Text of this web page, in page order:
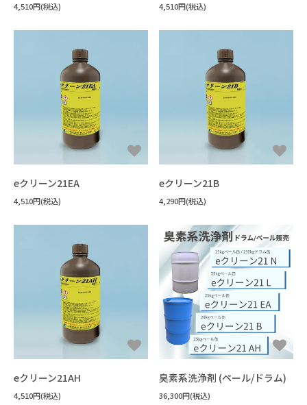
#作業者の健康面を重視
#乾燥性重視
#フォンブリンオイルを洗浄したい
#塗装・ゴム・樹脂への影響が少ない
その他
#塩化メチレン代替
#金属の被覆を除去したい
#太陽光パネルを分離したい
#フッ素オイルを希釈・溶解したい
#フッ素樹脂を分散させたい
#比重の高いものを分散させたい
#環境に配慮した溶剤
#ドライアイスより低温の冷媒
#PCの液浸冷却に使いたい
#-130℃より凝固点の低い液体
返品について
支払い方法について
特定商取引法に基づく表記
プライバシーポリシー
CORPORATE SITE
4,510円(税込) 4,510円(税込)
eクリーン21EA
4,510円(税込)
eクリーン21B
4,290円(税込)
eクリーン21AH
4,510円(税込)
臭素系洗浄剤 (ペール/ドラム)
36,300円(税込)